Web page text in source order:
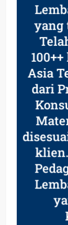
yang
Asia
dari